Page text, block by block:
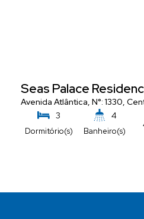
Seas Palace
Avenida Atlântica, N°: 1330,
3
Dormitório(s)
4
Banheiro(s)